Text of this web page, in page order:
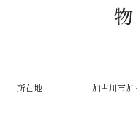
所在地 加古川市